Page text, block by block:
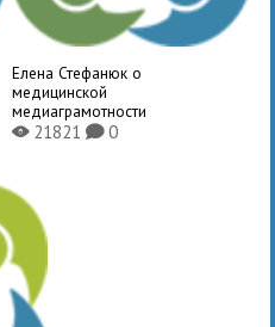
Елена Стефанюк о
медицинской
медиаграмотности
X21821 K0